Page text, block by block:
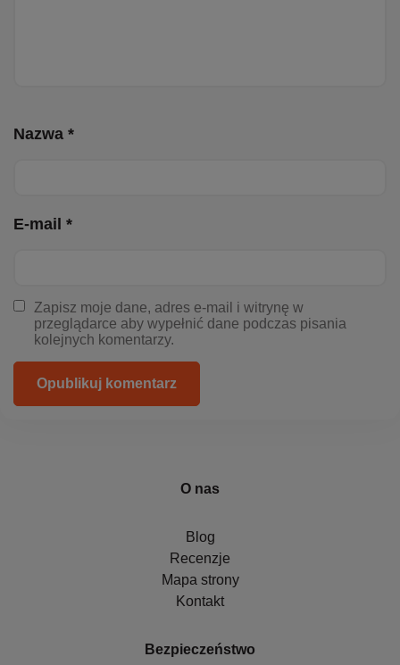
Nazwa *
E-mail *
Zapisz moje dane, adres e-mail i witrynę w
przeglądarce aby wypełnić dane podczas pisania
kolejnych komentarzy.
Opublikuj komentarz
O nas
Blog
Recenzje
Mapa strony
Kontakt
Bezpieczeństwo